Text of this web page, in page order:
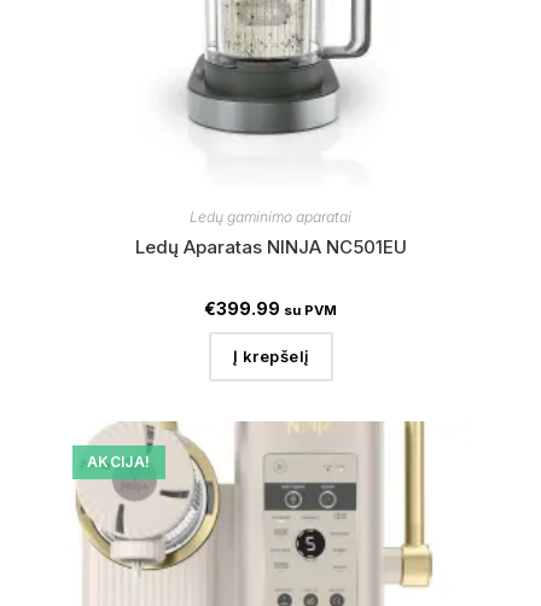
Ledų gaminimo aparatai
Ledų Aparatas NINJA NC501EU
€399.99 su PVM
Į krepšelį
AKCIJA!